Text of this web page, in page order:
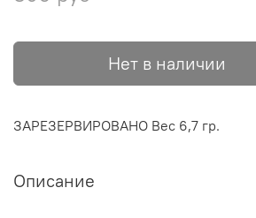
Нет в наличии
ЗАРЕЗЕРВИРОВАНО Вес 6,7 гр.
Описание